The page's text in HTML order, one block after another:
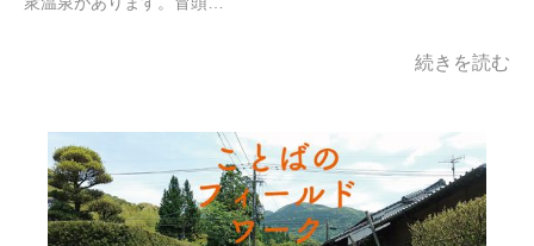
続きを読む